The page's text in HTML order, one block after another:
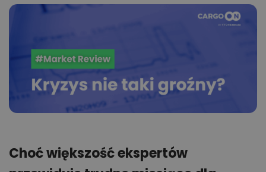
Choć większość ekspertów